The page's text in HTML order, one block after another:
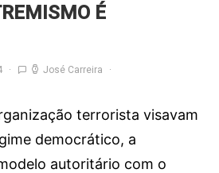
É
José Carreira
terrorista visavam
democrático, a
autoritário com o